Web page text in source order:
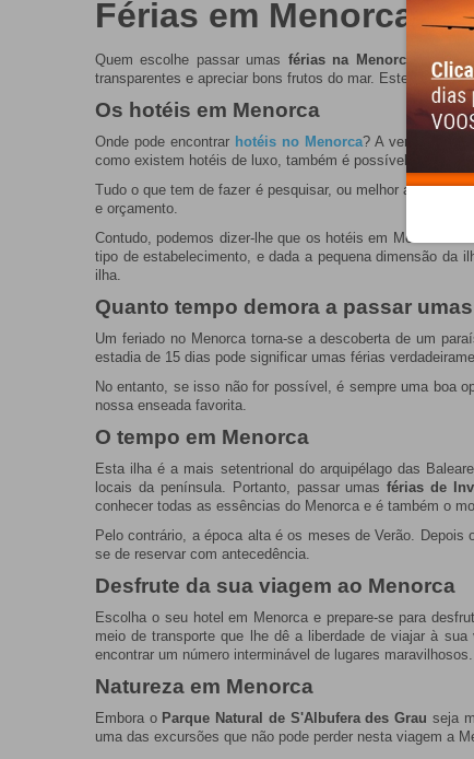
Férias em Menorca
Quem escolhe passar umas férias na Menorca
está a
transparentes e apreciar bons frutos do mar. Estes são
Os hotéis em Menorca
Onde pode encontrar hotéis no Menorca? A verdade é
como existem hotéis de luxo, também é possível desfrutar
Tudo o que tem de fazer é pesquisar, ou melhor ainda,
e orçamento.
Contudo, podemos dizer-lhe que os hotéis em Menorca
tipo de estabelecimento, e dada a pequena dimensão da
ilha.
Quanto tempo demora a passar
Um feriado no Menorca torna-se a descoberta de um
estadia de 15 dias pode significar umas férias
No entanto, se isso não for possível, é sempre uma boa
nossa enseada favorita.
O tempo em Menorca
Esta ilha é a mais setentrional do arquipélago das
locais da península. Portanto, passar umasférias de
conhecer todas as essências do Menorca e é também o
Pelo contrário, a época alta é os meses de Verão.
se de reservar com antecedência.
Desfrute da sua viagem ao Menorca
Escolha o seu hotel em Menorca e prepare-se para
meio de transporte que lhe dê a liberdade de viajar à
encontrar um número interminável de lugares maravilhosos.
Natureza em Menorca
Embora o Parque Natural de S'Albufera des Grau seja
uma das excursões que não pode perder nesta viagem a